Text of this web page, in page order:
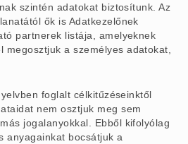
szintén adatokat biztosítunk. Az
ők is Adatkezelőnek
partnerek listája, amelyeknek
megosztjuk a személyes adatokat,
foglalt célkitűzéseinktől
nem osztjuk meg sem
jogalanyokkal. Ebből kifolyólag
anyagainkat bocsátjuk a